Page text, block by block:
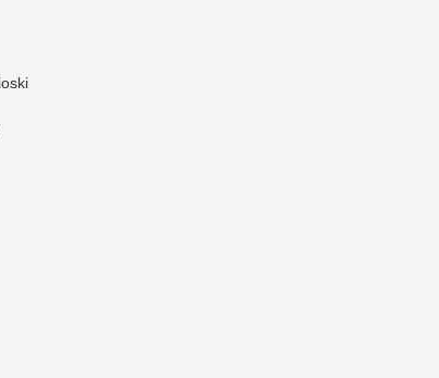
technologie w pracy Policji
majątkowa Policji